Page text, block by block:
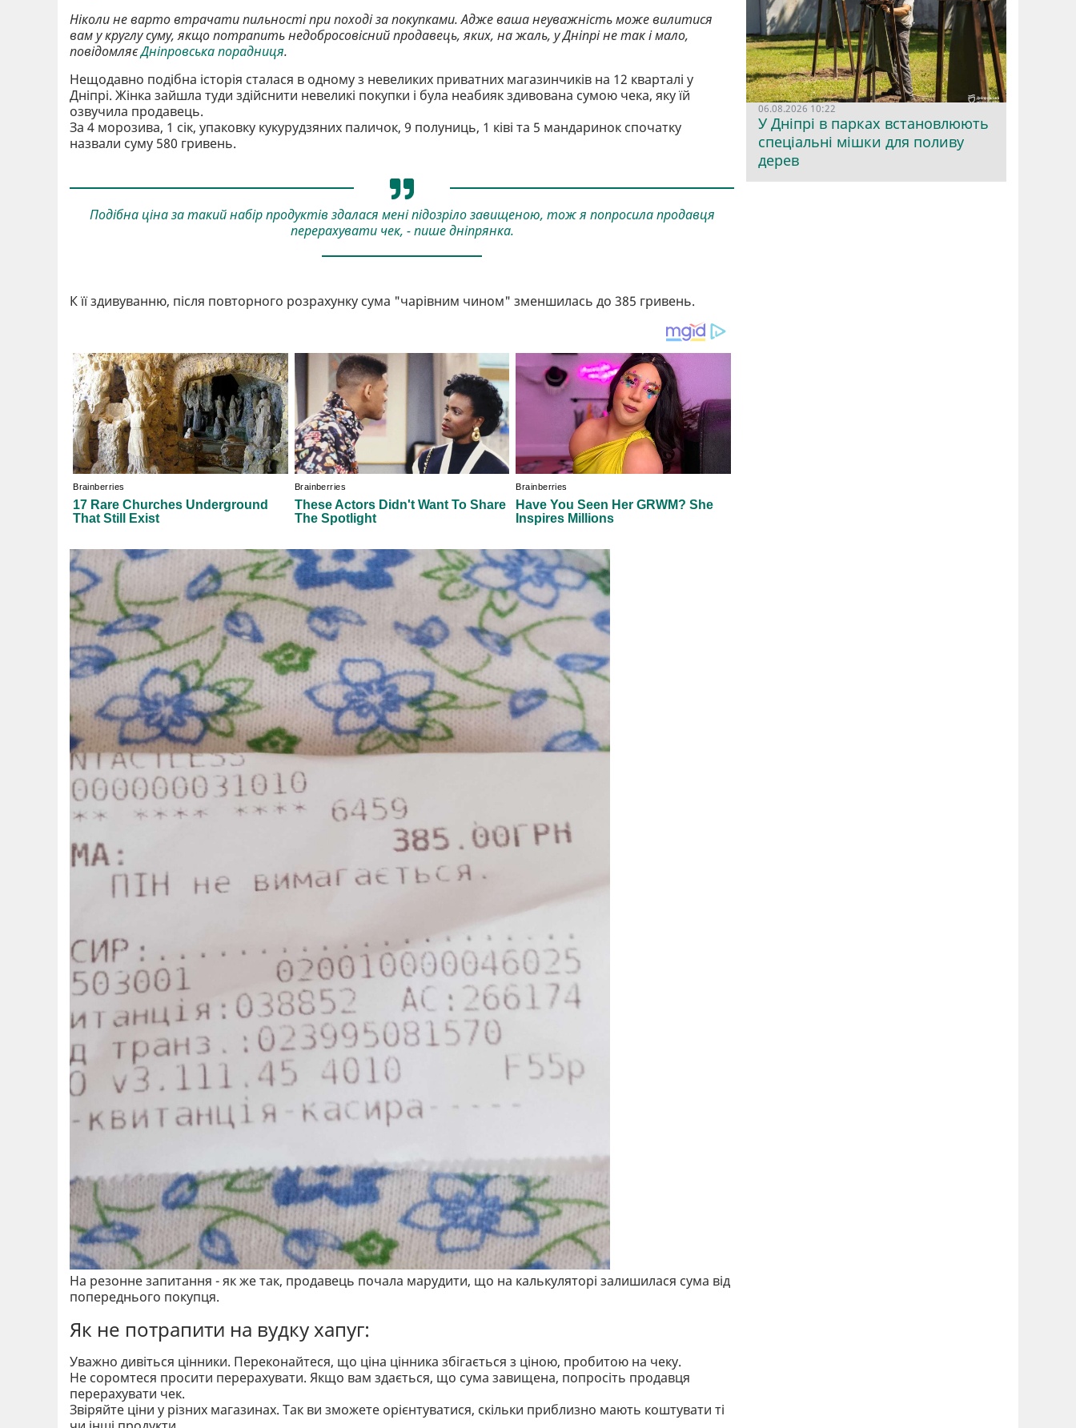
Ніколи не варто втрачати пильності при поході за покупками. Адже ваша неуважність може вилитися
вам у круглу суму, якщо потрапить недобросовісний продавець, яких, на жаль, у Дніпрі не так і мало,
повідомляєДніпровська порадниця.
Нещодавно подібна історія сталася в одному з невеликих приватних магазинчиків на 12 кварталі у
Дніпрі. Жінка зайшла туди здійснити невеликі покупки і була неабияк здивована сумою чека, яку їй
озвучила продавець.
За 4 морозива, 1 сік, упаковку кукурудзяних паличок, 9 полуниць, 1 ківі та 5 мандаринок спочатку
назвали суму 580 гривень.
Подібна ціна за такий набір продуктів здалася мені підозріло завищеною, тож я попросила продавця
перерахувати чек, - пише дніпрянка.
К її здивуванню, після повторного розрахунку сума "чарівним чином" зменшилась до 385 гривень.
На резонне запитання - як же так, продавець почала марудити, що на калькуляторі залишилася сума від
попереднього покупця.
Як не потрапити на вудку хапуг:
Уважно дивіться цінники. Переконайтеся, що ціна цінника збігається з ціною, пробитою на чеку.
Не соромтеся просити перерахувати. Якщо вам здається, що сума завищена, попросіть продавця
перерахувати чек.
Звіряйте ціни у різних магазинах. Так ви зможете орієнтуватися, скільки приблизно мають коштувати ті
06.08.2026 10:22
У Дніпрі в парках встановлюють
спеціальні мішки для поливу
дерев